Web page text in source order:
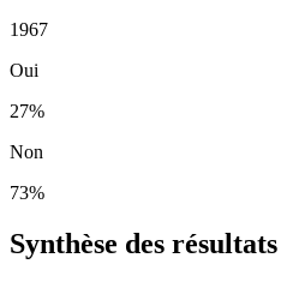
1967
Oui
27%
Non
73%
Synthèse des résultats